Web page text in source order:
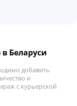
Беларуси
добавить
и
с курьерской